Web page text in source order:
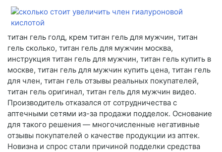
титан гель голд, крем титан гель для мужчин, титан
гель сколько, титан гель для мужчин москва,
инструкция титан гель для мужчин, титан гель купить в
москве, титан гель для мужчин купить цена, титан гель
для член, титан гель отзывы реальных покупателей,
титан гель оригинал, титан гель для мужчин видео.
Производитель отказался от сотрудничества с
аптечными сетями из-за продажи подделок. Основание
для такого решения — многочисленные негативные
отзывы покупателей о качестве продукции из аптек.
Новизна и спрос стали причиной подделки средства